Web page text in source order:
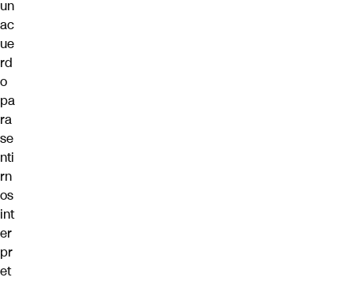
un
ac
ue
rd
o
pa
ra
se
nti
rn
os
int
er
pr
et